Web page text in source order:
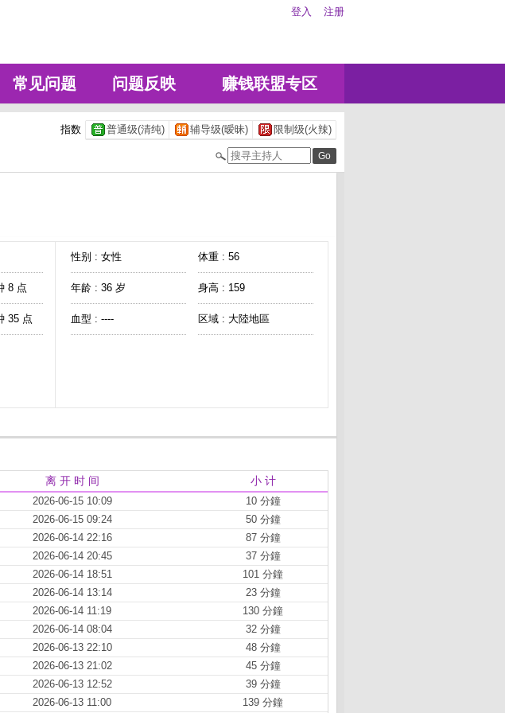
登入 注册
常见问题 问题反映 赚钱联盟专区
指数 普通级(清纯) 辅导级(暧昧) 限制级(火辣)
8 点
35 点
性别 : 女性 体重 : 56
年龄 : 36 岁 身高 : 159
血型 : ---- 区域 : 大陸地區
离 开 时 间 小 计
2026-06-15 10:09
10 分鐘
2026-06-15 09:24
50 分鐘
2026-06-14 22:16
87 分鐘
2026-06-14 20:45
37 分鐘
2026-06-14 18:51
101 分鐘
2026-06-14 13:14
23 分鐘
2026-06-14 11:19
130 分鐘
2026-06-14 08:04
32 分鐘
2026-06-13 22:10
48 分鐘
2026-06-13 21:02
45 分鐘
2026-06-13 12:52
39 分鐘
2026-06-13 11:00 139 分鐘